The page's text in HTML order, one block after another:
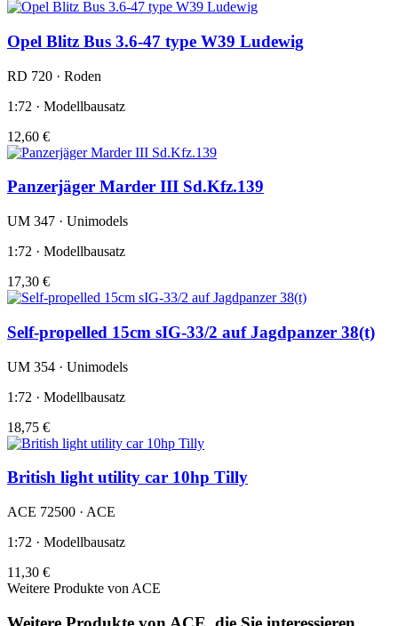
Opel Blitz Bus 3.6-47 type W39 Ludewig
RD 720 · Roden
1:72 · Modellbausatz
12,60 €
Panzerjäger Marder III Sd.Kfz.139
UM 347 · Unimodels
1:72 · Modellbausatz
17,30 €
Self-propelled 15cm sIG-33/2 auf Jagdpanzer 38(t)
UM 354 · Unimodels
1:72 · Modellbausatz
18,75 €
British light utility car 10hp Tilly
ACE 72500 · ACE
1:72 · Modellbausatz
11,30 €
Weitere Produkte von ACE